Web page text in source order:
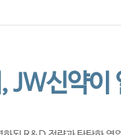
JW신약이